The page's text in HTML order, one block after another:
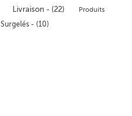
Livraison - (22)
Produits
Surgelés - (10)